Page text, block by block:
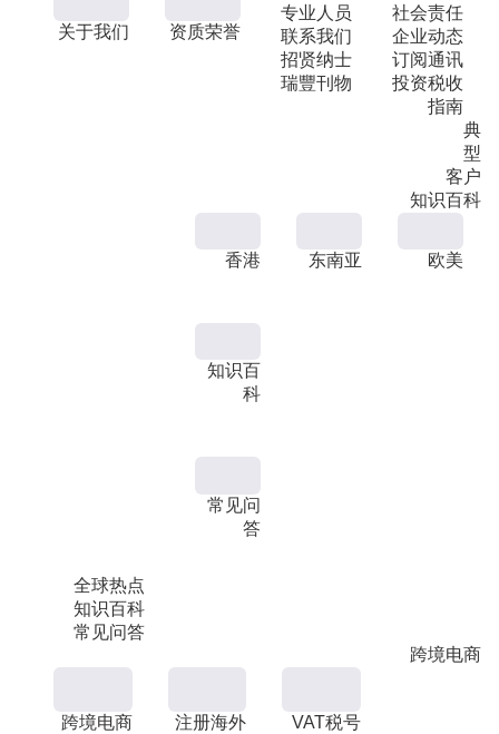
关于我们 资质荣誉
专业人员
联系我们
招贤纳士
瑞豐刊物
社会责任
企业动态
订阅通讯
投资税收
指南
典
型
客户
知识百科
全球热点
知识百科
常见问答
香港 东南亚 欧美
知识百
科
常见问
答
跨境电商
跨境电商
注册海外
VAT税号